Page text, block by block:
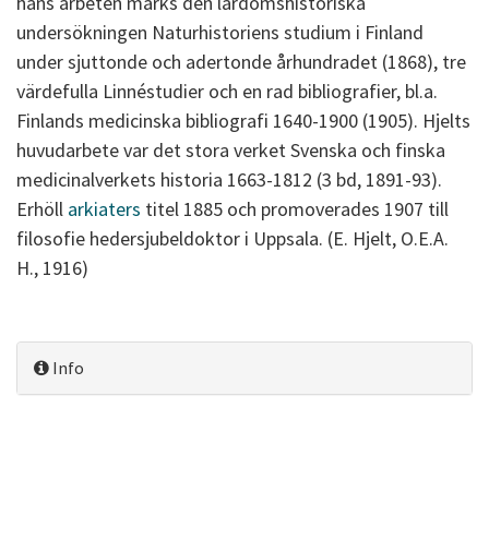
undersökningen Naturhistoriens studium i Finland
under sjuttonde och adertonde århundradet (1868), tre
värdefulla Linnéstudier och en rad bibliografier, bl.a.
Finlands medicinska bibliografi 1640-1900 (1905). Hjelts
huvudarbete var det stora verket Svenska och finska
medicinalverkets historia 1663-1812 (3 bd, 1891-93).
Erhöll arkiaters titel 1885 och promoverades 1907 till
filosofie hedersjubeldoktor i Uppsala. (E. Hjelt, O.E.A.
H., 1916)
Info